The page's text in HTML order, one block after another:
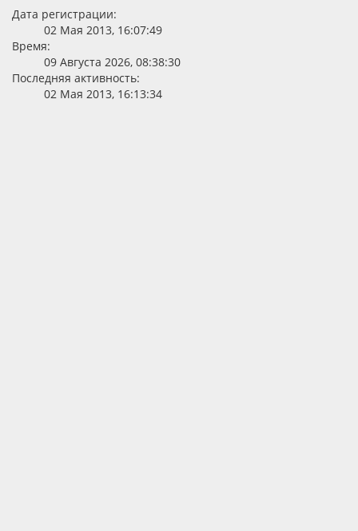
Дата регистрации:
02 Мая 2013, 16:07:49
Время:
09 Августа 2026, 08:38:30
Последняя активность:
02 Мая 2013, 16:13:34